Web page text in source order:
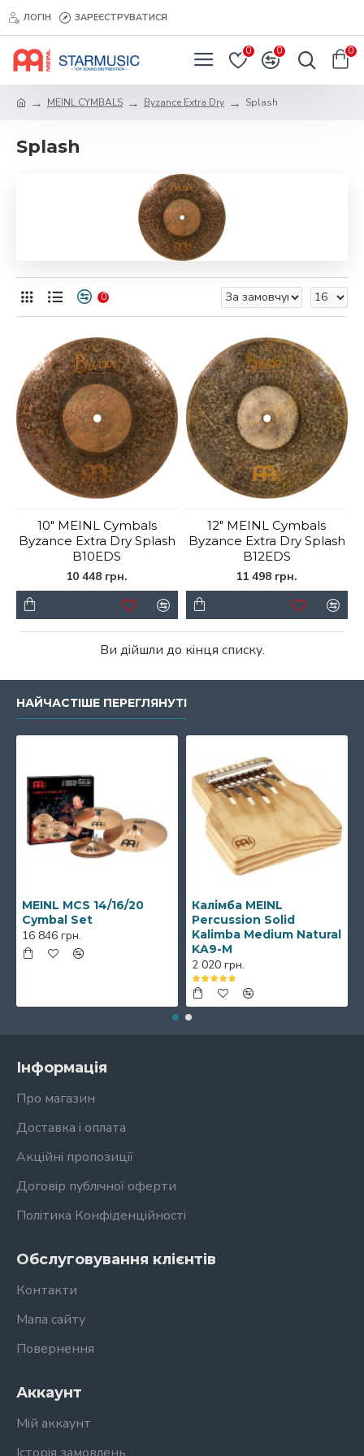
ЛОГІН ЗАРЕЄСТРУВАТИСЯ
0 0 0
MEINL CYMBALS Byzance Extra Dry Splash
Splash
0
10" MEINL Cymbals
Byzance Extra Dry Splash
B10EDS
10 448 грн.
12" MEINL Cymbals
Byzance Extra Dry Splash
B12EDS
11 498 грн.
Ви дійшли до кінця списку.
НАЙЧАСТІШЕ ПЕРЕГЛЯНУТІ
MEINL MCS 14/16/20
Cymbal Set
16 846 грн.
Калімба MEINL
Percussion Solid
Kalimba Medium Natural
KA9-M
2 020 грн.
Інформація
Про магазин
Доставка і оплата
Акційні пропозиції
Договір публічної оферти
Політика Конфіденційності
Обслуговування клієнтів
Контакти
Мапа сайту
Повернення
Аккаунт
Мій аккаунт